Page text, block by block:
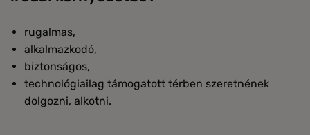
rugalmas,
alkalmazkodó,
biztonságos,
technológiailag támogatott térben szeretnének
dolgozni, alkotni.